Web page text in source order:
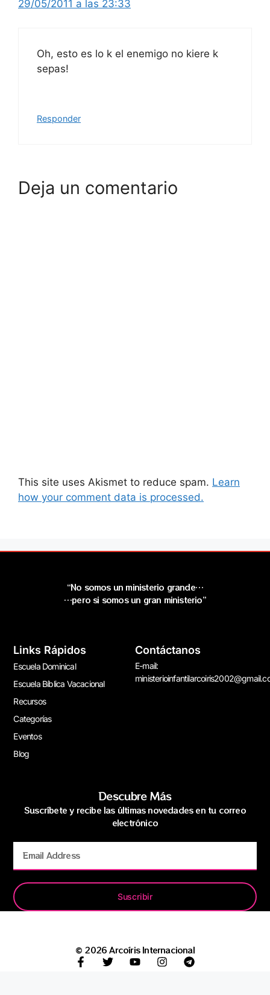
29/05/2011 a las 23:33
Oh, esto es lo k el enemigo no kiere k
sepas!
Responder
Deja un comentario
This site uses Akismet to reduce spam. Learn
how your comment data is processed.
“No somos un ministerio grande…
…pero si somos un gran ministerio”
Links Rápidos
Escuela Dominical
Escuela Bíblica Vacacional
Recursos
Categorías
Eventos
Blog
Contáctanos
E-mail:
Descubre Más
Suscríbete y recibe las últimas novedades en tu correo
electrónico
Suscribir
© 2026 Arcoíris Internacional